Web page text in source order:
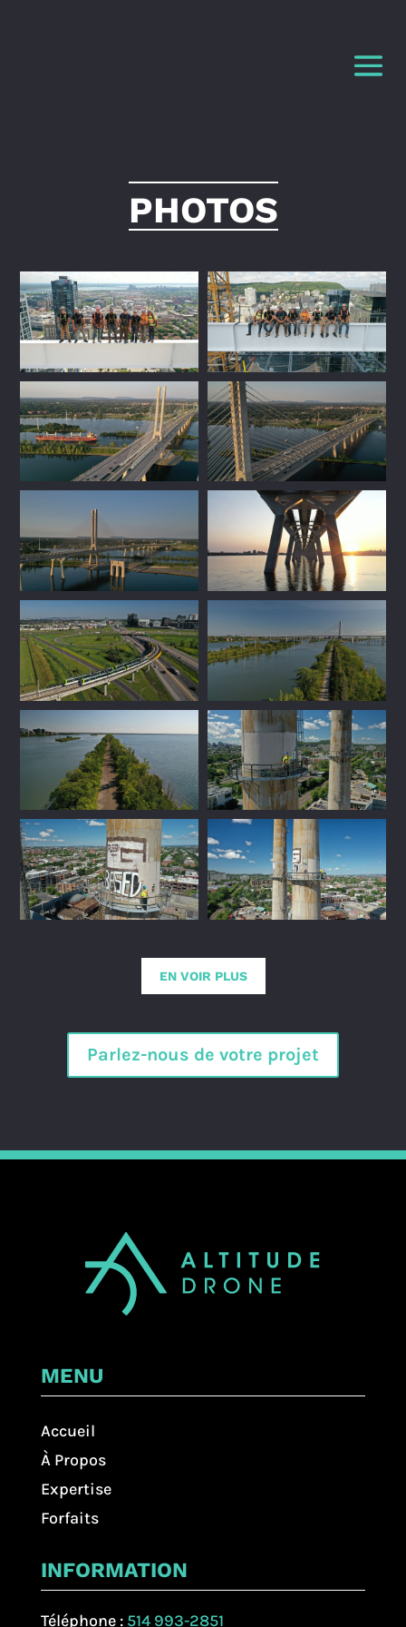
PHOTOS
EN VOIR PLUS
Parlez-nous de votre projet
MENU
Accueil
À Propos
Expertise
Forfaits
INFORMATION
Téléphone : 514 993-2851